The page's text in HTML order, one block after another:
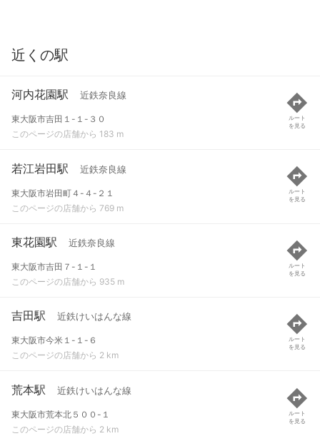
近くの駅
河内花園駅 近鉄奈良線
東大阪市吉田１-１-３０
このページの店舗から 183 m
ルート
を見る
若江岩田駅 近鉄奈良線
東大阪市岩田町４-４-２１
このページの店舗から 769 m
ルート
を見る
東花園駅 近鉄奈良線
東大阪市吉田７-１-１
このページの店舗から 935 m
ルート
を見る
吉田駅 近鉄けいはんな線
東大阪市今米１-１-６
このページの店舗から 2 km
ルート
を見る
荒本駅 近鉄けいはんな線
東大阪市荒本北５００-１
このページの店舗から 2 km
ルート
を見る